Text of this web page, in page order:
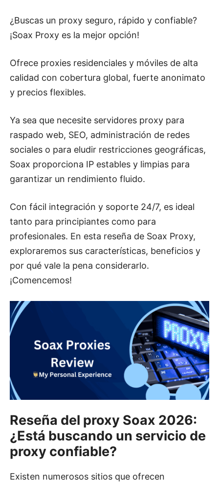
¿Buscas un proxy seguro, rápido y confiable?
¡Soax Proxy es la mejor opción!
Ofrece proxies residenciales y móviles de alta
calidad con cobertura global, fuerte anonimato
y precios flexibles.
Ya sea que necesite servidores proxy para
raspado web, SEO, administración de redes
sociales o para eludir restricciones geográficas,
Soax proporciona IP estables y limpias para
garantizar un rendimiento fluido.
Con fácil integración y soporte 24/7, es ideal
tanto para principiantes como para
profesionales. En esta reseña de Soax Proxy,
exploraremos sus características, beneficios y
por qué vale la pena considerarlo.
¡Comencemos!
Reseña del proxy Soax 2026:
¿Está buscando un servicio de
proxy confiable?
Existen numerosos sitios que ofrecen